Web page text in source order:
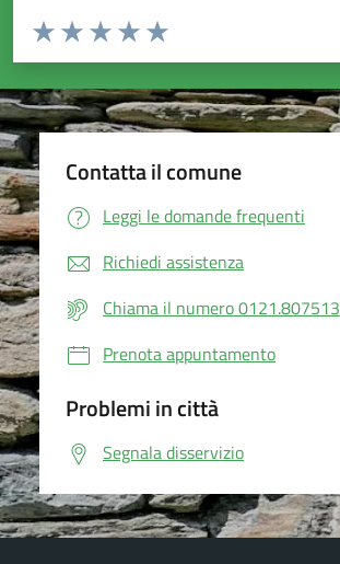
Valuta da 1 a 5 stelle la pagina
Valuta 5 stelle su 5
Valuta 4 stelle su 5
Valuta 3 stelle su 5
Valuta 2 stelle su 5
Valuta 1 stelle su 5
Contatta il comune
Leggi le domande frequenti
Richiedi assistenza
Chiama il numero 0121.807513
Prenota appuntamento
Problemi in città
Segnala disservizio